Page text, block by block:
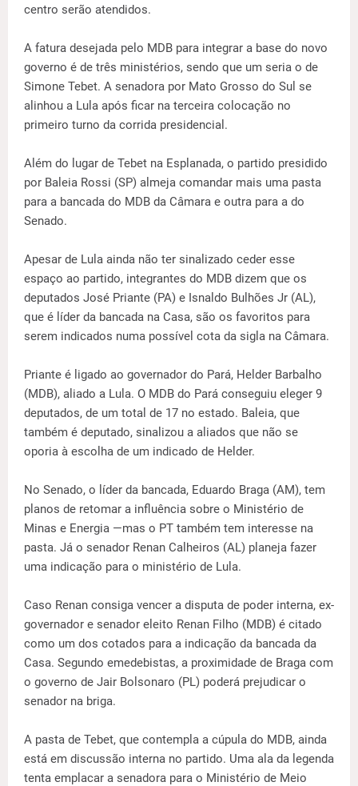
centro serão atendidos.
A fatura desejada pelo MDB para integrar a base do novo
governo é de três ministérios, sendo que um seria o de
Simone Tebet. A senadora por Mato Grosso do Sul se
alinhou a Lula após ficar na terceira colocação no
primeiro turno da corrida presidencial.
Além do lugar de Tebet na Esplanada, o partido presidido
por Baleia Rossi (SP) almeja comandar mais uma pasta
para a bancada do MDB da Câmara e outra para a do
Senado.
Apesar de Lula ainda não ter sinalizado ceder esse
espaço ao partido, integrantes do MDB dizem que os
deputados José Priante (PA) e Isnaldo Bulhões Jr (AL),
que é líder da bancada na Casa, são os favoritos para
serem indicados numa possível cota da sigla na Câmara.
Priante é ligado ao governador do Pará, Helder Barbalho
(MDB), aliado a Lula. O MDB do Pará conseguiu eleger 9
deputados, de um total de 17 no estado. Baleia, que
também é deputado, sinalizou a aliados que não se
oporia à escolha de um indicado de Helder.
No Senado, o líder da bancada, Eduardo Braga (AM), tem
planos de retomar a influência sobre o Ministério de
Minas e Energia —mas o PT também tem interesse na
pasta. Já o senador Renan Calheiros (AL) planeja fazer
uma indicação para o ministério de Lula.
Caso Renan consiga vencer a disputa de poder interna, ex-
governador e senador eleito Renan Filho (MDB) é citado
como um dos cotados para a indicação da bancada da
Casa. Segundo emedebistas, a proximidade de Braga com
o governo de Jair Bolsonaro (PL) poderá prejudicar o
senador na briga.
A pasta de Tebet, que contempla a cúpula do MDB, ainda
está em discussão interna no partido. Uma ala da legenda
tenta emplacar a senadora para o Ministério de Meio